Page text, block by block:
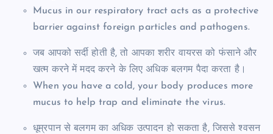
Mucus in our respiratory tract acts as a protective
barrier against foreign particles and pathogens.
जब आपको सर्दी होती है, तो आपका शरीर वायरस को फंसाने और
खत्म करने में मदद करने के लिए अधिक बलगम पैदा करता है।
When you have a cold, your body produces more
mucus to help trap and eliminate the virus.
धूम्रपान से बलगम का अधिक उत्पादन हो सकता है, जिससे श्वसन